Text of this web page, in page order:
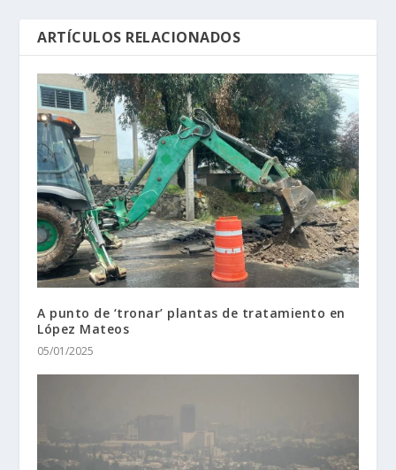
ARTÍCULOS RELACIONADOS
A punto de ‘tronar’ plantas de tratamiento en
López Mateos
05/01/2025